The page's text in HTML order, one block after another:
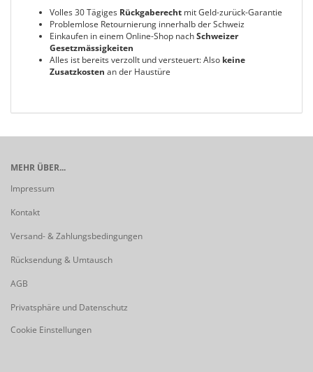
Volles 30 Tägiges Rückgaberecht mit Geld-zurück-Garantie
Problemlose Retournierung innerhalb der Schweiz
Einkaufen in einem Online-Shop nachSchweizer
Gesetzmässigkeiten
Alles ist bereits verzollt und versteuert: Also keine
Zusatzkosten an der Haustüre
MEHR ÜBER...
Impressum
Kontakt
Versand- & Zahlungsbedingungen
Rücksendung & Umtausch
AGB
Privatsphäre und Datenschutz
Cookie Einstellungen